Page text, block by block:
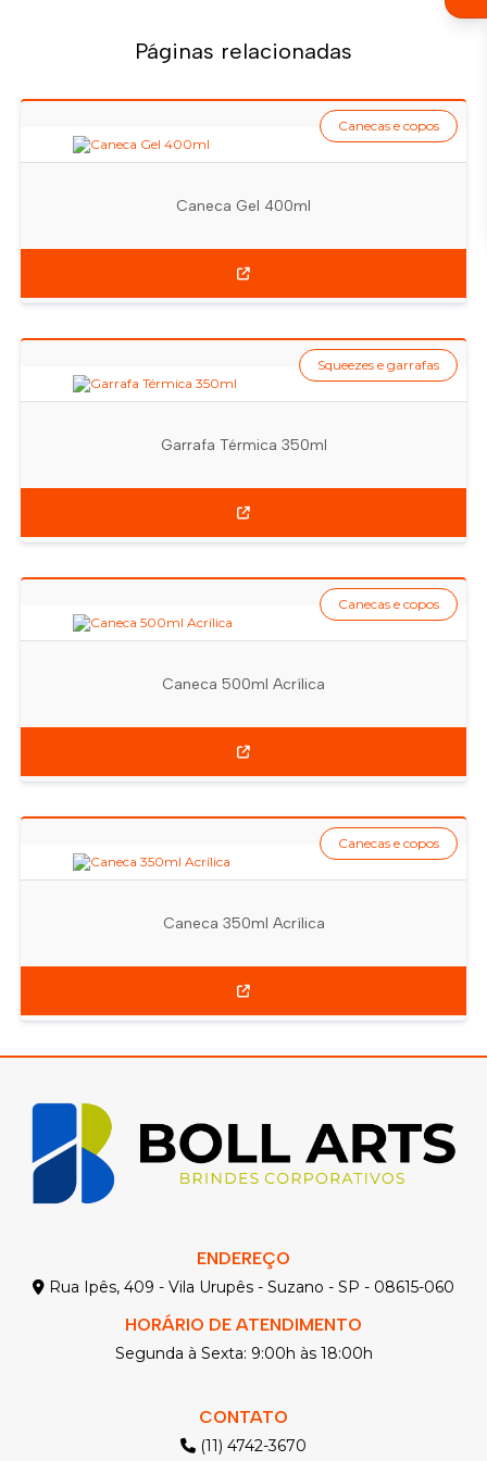
Páginas relacionadas
Caneca Gel 400ml
Canecas e copos
Garrafa Térmica 350ml
Squeezes e garrafas
Caneca 500ml Acrílica
Canecas e copos
Caneca 350ml Acrílica
Canecas e copos
ENDEREÇO
Rua Ipês, 409 - Vila Urupês - Suzano - SP - 08615-060
HORÁRIO DE ATENDIMENTO
Segunda à Sexta: 9:00h às 18:00h
CONTATO
(11) 4742-3670